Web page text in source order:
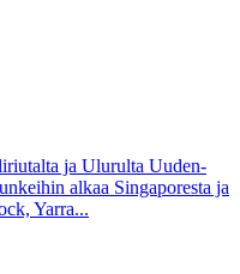
ja Ulurulta Uuden-
alkaa Singaporesta ja
Yarra...